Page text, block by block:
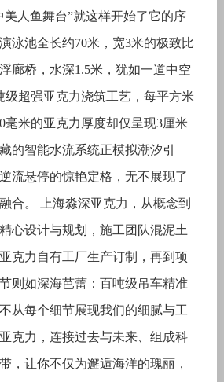
美人鱼舞台”就这样开始了它的序
泳池全长约70米，宽3米的极致比
廊桥，水深1.5米，犹如一道中空
级超强亚克力浇筑工艺，每平方米
毫米的亚克力厚度却仅呈现3厘米
的智能水流系统正模拟潮汐引
流悬停的惊艳定格，无不展现了
合。 上海淼深亚克力，从概念到
心设计与规划，施工团队混泥土
克力自有工厂生产订制，再到项
则如深海芭蕾：百吨级吊车精准
从每个细节展现我们的细腻与工
克力，连接过去与未来、组成科
，让你不仅为邂逅海洋的瑰丽，